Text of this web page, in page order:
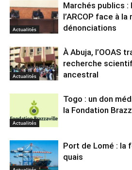
Actualités
Marchés publics :
l’ARCOP face à
dénonciations
Actualités
À Abuja, l’OOAS
recherche
ancestral
Actualités
Togo : un don
la Fondation
Port de Lomé : la
quais